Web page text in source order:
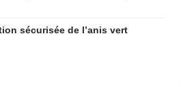
sécurisée de l’anis vert